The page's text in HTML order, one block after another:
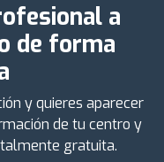
a
de forma
y quieres aparecer
de tu centro y
gratuita.